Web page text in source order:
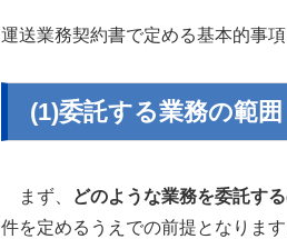
運送業務契約書で定める基本的事
(1)委託する業務の範囲
まず、 どのような業務を委託す
件を定めるうえでの前提となりま